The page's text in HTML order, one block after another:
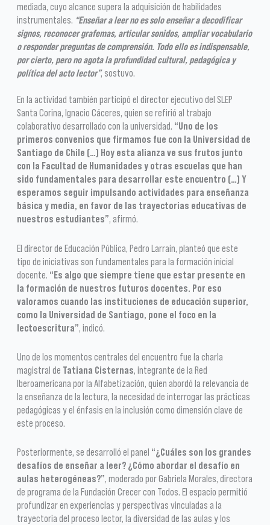
mediada, cuyo alcance supera la adquisición de habilidades
instrumentales. “Enseñar a leer no es solo enseñar a decodificar
signos, reconocer grafemas, articular sonidos, ampliar vocabulario
o responder preguntas de comprensión. Todo ello es indispensable,
por cierto, pero no agota la profundidad cultural, pedagógica y
política del acto lector”, sostuvo.
En la actividad también participó el director ejecutivo del SLEP
Santa Corina, Ignacio Cáceres, quien se refirió al trabajo
colaborativo desarrollado con la universidad. “Uno de los
primeros convenios que firmamos fue con la Universidad de
Santiago de Chile (…) Hoy esta alianza ve sus frutos junto
con la Facultad de Humanidades y otras escuelas que han
sido fundamentales para desarrollar este encuentro (…) Y
esperamos seguir impulsando actividades para enseñanza
básica y media, en favor de las trayectorias educativas de
nuestros estudiantes”, afirmó.
El director de Educación Pública, Pedro Larraín, planteó que este
tipo de iniciativas son fundamentales para la formación inicial
docente. “Es algo que siempre tiene que estar presente en
la formación de nuestros futuros docentes. Por eso
valoramos cuando las instituciones de educación superior,
como la Universidad de Santiago, pone el foco en la
lectoescritura” , indicó.
Uno de los momentos centrales del encuentro fue la charla
magistral de Tatiana Cisternas, integrante de la Red
Iberoamericana por la Alfabetización, quien abordó la relevancia de
la enseñanza de la lectura, la necesidad de interrogar las prácticas
pedagógicas y el énfasis en la inclusión como dimensión clave de
este proceso.
Posteriormente, se desarrolló el panel “¿Cuáles son los grandes
desafíos de enseñar a leer? ¿Cómo abordar el desafío en
aulas heterogéneas?”, moderado por Gabriela Morales, directora
de programa de la Fundación Crecer con Todos. El espacio permitió
profundizar en experiencias y perspectivas vinculadas a la
trayectoria del proceso lector, la diversidad de las aulas y los